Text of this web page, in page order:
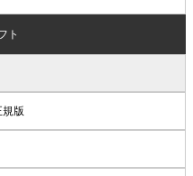
ト
版